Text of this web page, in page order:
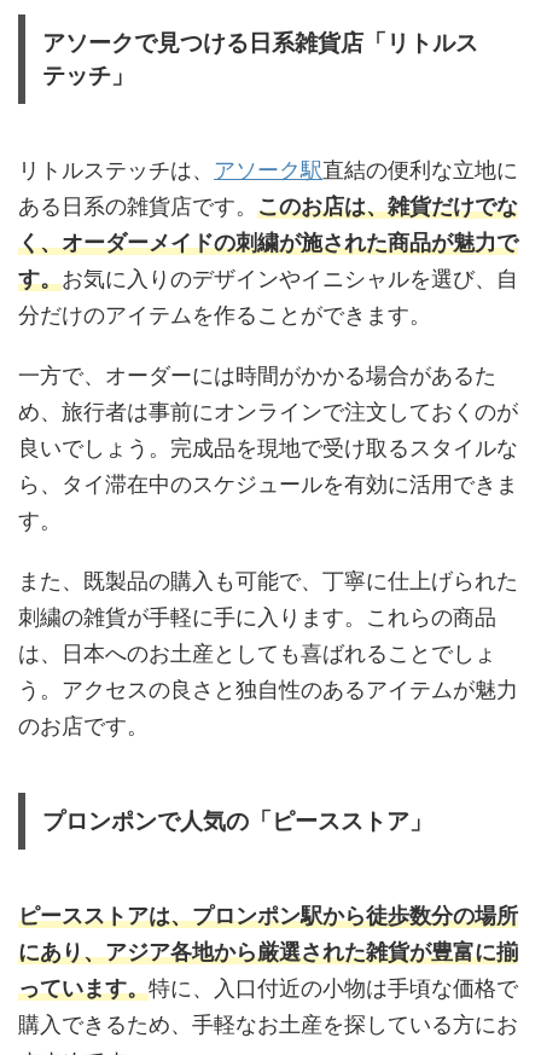
アソークで見つける日系雑貨店「リトルス
テッチ」
リトルステッチは、 アソーク駅直結の便利な立地に
ある日系の雑貨店です。 このお店は、雑貨だけでな
く、オーダーメイドの刺繍が施された商品が魅力で
す。お気に入りのデザインやイニシャルを選び、自
分だけのアイテムを作ることができます。
一方で、オーダーには時間がかかる場合があるた
め、旅行者は事前にオンラインで注文しておくのが
良いでしょう。完成品を現地で受け取るスタイルな
ら、タイ滞在中のスケジュールを有効に活用できま
す。
また、既製品の購入も可能で、丁寧に仕上げられた
刺繍の雑貨が手軽に手に入ります。これらの商品
は、日本へのお土産としても喜ばれることでしょ
う。アクセスの良さと独自性のあるアイテムが魅力
のお店です。
プロンポンで人気の「ピースストア」
ピースストアは、プロンポン駅から徒歩数分の場所
にあり、アジア各地から厳選された雑貨が豊富に揃
っています。特に、入口付近の小物は手頃な価格で
購入できるため、手軽なお土産を探している方にお